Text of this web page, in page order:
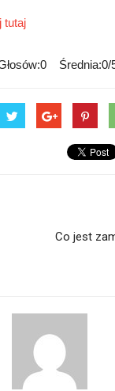
tutaj
Średnia:0/
Co jest